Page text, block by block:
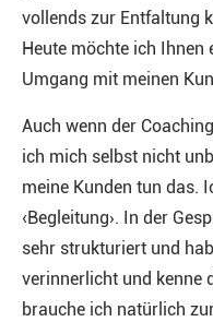
vollends zur Entfaltung
Heute möchte ich
Umgang mit meinen
Auch wenn der
ich mich selbst nicht
meine Kunden tun das.
‹Begleitung›. In der
sehr strukturiert und
verinnerlicht und kenne
brauche ich natürlich